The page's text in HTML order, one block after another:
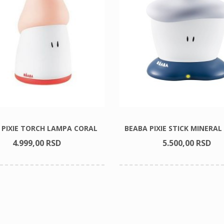
TORCH LAMPA CORAL
4.999,00 RSD
BEABA PIXIE STICK
5.500,00 RSD